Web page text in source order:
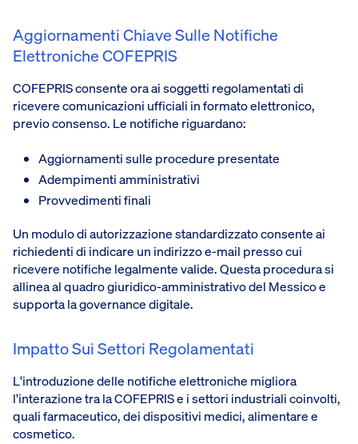
Aggiornamenti Chiave Sulle Notifiche
Elettroniche COFEPRIS
COFEPRIS consente ora ai soggetti regolamentati di
ricevere comunicazioni ufficiali in formato elettronico,
previo consenso. Le notifiche riguardano:
Aggiornamenti sulle procedure presentate
Adempimenti amministrativi
Provvedimenti finali
Un modulo di autorizzazione standardizzato consente ai
richiedenti di indicare un indirizzo e-mail presso cui
ricevere notifiche legalmente valide. Questa procedura si
allinea al quadro giuridico-amministrativo del Messico e
supporta la governance digitale.
Impatto Sui Settori Regolamentati
L'introduzione delle notifiche elettroniche migliora
l'interazione tra la COFEPRIS e i settori industriali coinvolti,
quali farmaceutico, dei dispositivi medici, alimentare e
cosmetico.